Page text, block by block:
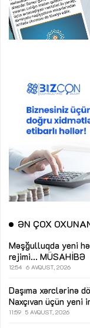
ƏN ÇOX
Məşğulluqda yeni
rejimi... MÜSAHİBƏ
12:54 6 AVQUST, 2026
Daşıma xərclərinə
Naxçıvan üçün yeni
11:59 5 AVQUST, 2026